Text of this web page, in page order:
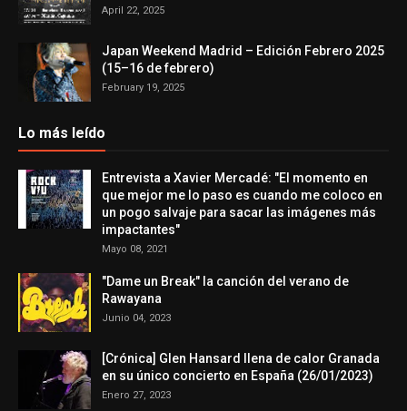
April 22, 2025
Japan Weekend Madrid – Edición Febrero 2025
(15–16 de febrero)
February 19, 2025
Lo más leído
Entrevista a Xavier Mercadé: "El momento en
que mejor me lo paso es cuando me coloco en
un pogo salvaje para sacar las imágenes más
impactantes"
Mayo 08, 2021
"Dame un Break" la canción del verano de
Rawayana
Junio 04, 2023
[Crónica] Glen Hansard llena de calor Granada
en su único concierto en España (26/01/2023)
Enero 27, 2023